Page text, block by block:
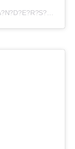
Una publicación compartida de E?V?A? A?N?D?E?R?S?O?N? (@evangelinaanderson)